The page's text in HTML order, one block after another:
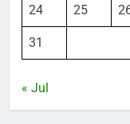
24 25
31
« Jul